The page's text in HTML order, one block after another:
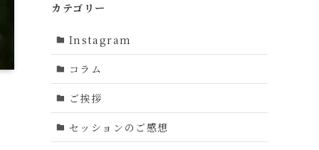
カテゴリー
Instagram
コラム
ご挨拶
セッションのご感想